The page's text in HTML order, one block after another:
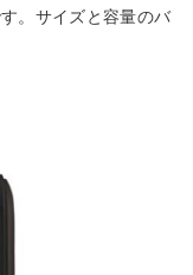
。サイズと容量のバ